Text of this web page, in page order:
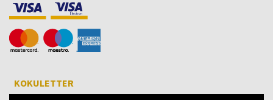
KOKULETTER